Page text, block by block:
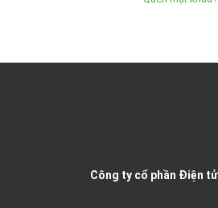
Công ty cổ phần Điện